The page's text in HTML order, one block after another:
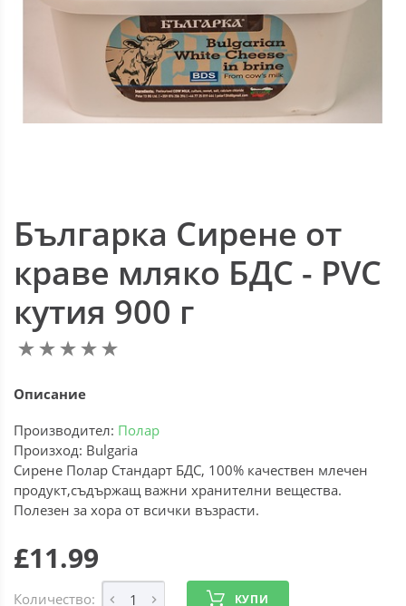
Българка Сирене от
краве мляко БДС - PVC
кутия 900 г
Описание
Производител: Полар
Произход: Bulgaria
Сирене Полар Стандарт БДС, 100% качествен млечен
продукт,съдържащ важни хранителни вещества.
Полезен за хора от всички възрасти.
£11.99
Количество: КУПИ